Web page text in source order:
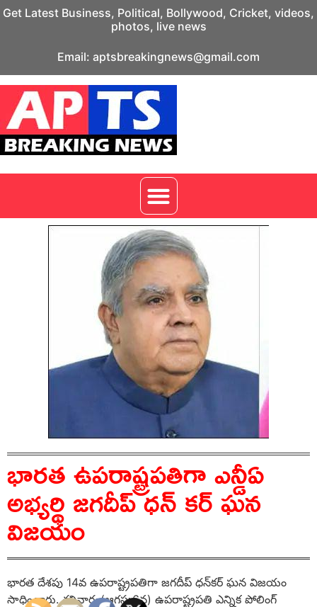
Get Latest Business, Political, Bollywood, Cricket, videos,
photos, live news
Email: aptsbreakingnews@gmail.com
భారత ఉపరాష్ట్రపతిగా ఎన్డీఏ
అభ్యర్థి జగదీప్ ధన్ కర్ ఘన
విజయం
భారత దేశపు 14వ ఉపరాష్ట్రపతిగా జగదీప్‌ ధన్‌కర్‌ ఘన విజయం
సాధించారు. శనివారం(ఆగస్టు6న) ఉపరాష్ట్రపతి ఎన్నిక పోలింగ్‌